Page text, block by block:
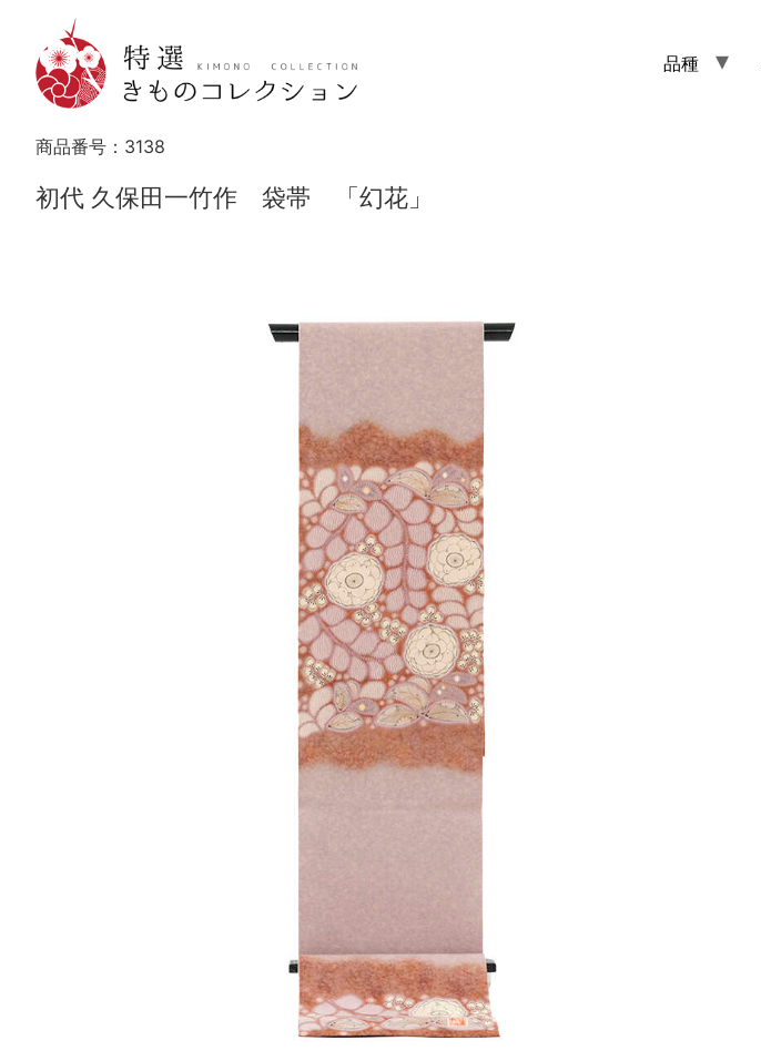
品種
商品番号： 3138
初代 久保田一竹作 袋帯 「幻花」